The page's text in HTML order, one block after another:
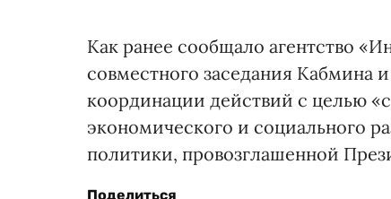
Как ранее сообщало агентство
совместного заседания Кабмина
координации действий с целью
экономического и социального
политики, провозглашенной
Поделиться